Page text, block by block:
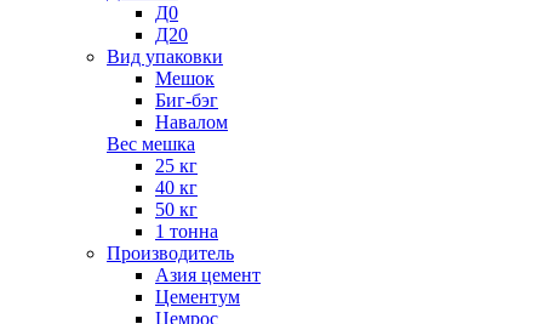
Д0
Д20
Вид упаковки
Мешок
Биг-бэг
Навалом
Вес мешка
25 кг
40 кг
50 кг
1 тонна
Производитель
Азия цемент
Цементум
Цемрос